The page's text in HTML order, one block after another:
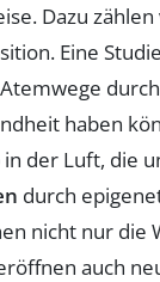
Dazu
Eine
haben
der Luft, die
durch
nicht nur die
auch